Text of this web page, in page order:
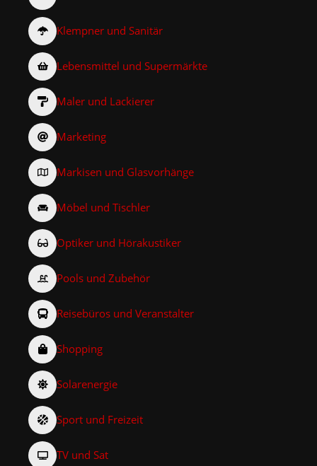
Klempner und Sanitär
Lebensmittel und Supermärkte
Maler und Lackierer
Marketing
Markisen und Glasvorhänge
Möbel und Tischler
Optiker und Hörakustiker
Pools und Zubehör
Reisebüros und Veranstalter
Shopping
Solarenergie
Sport und Freizeit
TV und Sat